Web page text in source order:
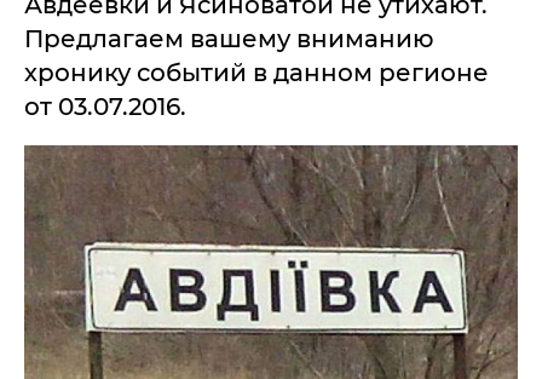
Предлагаем вашему вниманию
хронику событий в данном регионе
от 03.07.2016.